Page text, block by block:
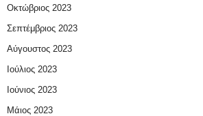
Οκτώβριος 2023
Σεπτέμβριος 2023
Αύγουστος 2023
Ιούλιος 2023
Ιούνιος 2023
Μάιος 2023